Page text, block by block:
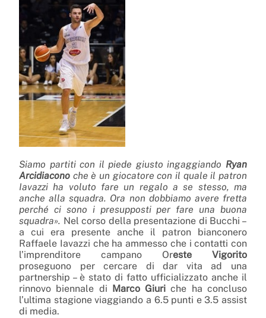
Siamo partiti con il piede giusto ingaggiando Ryan
Arcidiacono che è un giocatore con il quale il patron
Iavazzi ha voluto fare un regalo a se stesso, ma
anche alla squadra. Ora non dobbiamo avere fretta
perché ci sono i presupposti per fare una buona
squadra». Nel corso della presentazione di Bucchi –
a cui era presente anche il patron bianconero
Raffaele Iavazzi che ha ammesso che i contatti con
l’imprenditore campano Oreste Vigorito
proseguono per cercare di dar vita ad una
partnership – è stato di fatto ufficializzato anche il
rinnovo biennale di
Marco Giuri che ha concluso
l’ultima stagione viaggiando a 6.5 punti e 3.5 assist
di media.